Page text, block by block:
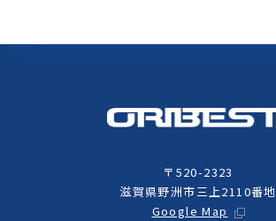
〒520-2323
滋賀県野洲市三上2110番地
Google Map